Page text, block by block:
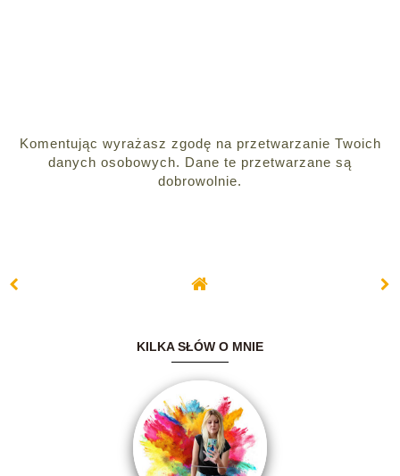
Komentując wyrażasz zgodę na przetwarzanie Twoich
danych osobowych. Dane te przetwarzane są
dobrowolnie.
KILKA SŁÓW O MNIE